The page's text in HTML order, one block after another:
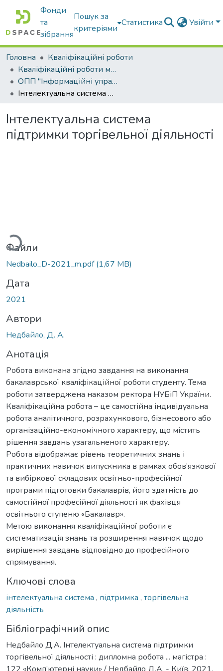
Фонди
та
зібрання
Пошук за
критеріями
Статистика Увійти
Головна
Кваліфікаційні роботи
Кваліфікаційні роботи магістрів
ОПП "Інформаційні управляючі системи та технології"
Інтелектуальна система підтримки торгівельної діяльності
Інтелектуальна система
підтримки торгівельної діяльності
Файли
Nedbailo_D-2021_m.pdf(1,67 MB)
Дата
2021
Автори
Недбайло, Д. А.
Анотація
Робота виконана згідно завдання на виконання
бакалаврської кваліфікаційної роботи студенту. Тема
роботи затверджена наказом ректора НУБіП України.
Кваліфікаційна робота – це самостійна індивідуальна
робота аналітичного, розрахункового, бізнесового або
організаційно-економічного характеру, що містить
рішення завдань узагальненого характеру.
Робота відображає рівень теоретичних знань і
практичних навичок випускника в рамках обов’язкової
та вибіркової складових освітньо-професійної
програми підготовки бакалаврів, його здатність до
самостійної професійної діяльності як фахівця
освітнього ступеню «Бакалавр».
Метою виконання кваліфікаційної роботи є
систематизація знань та розширення навичок щодо
вирішення завдань відповідно до професійного
спрямування.
Ключові слова
інтелектуальна система , підтримка , торгівельна
діяльність
Бібліографічний опис
Недбайло Д.А. Інтелектуальна система підтримки
торгівельної діяльності : дипломна робота ... магістра :